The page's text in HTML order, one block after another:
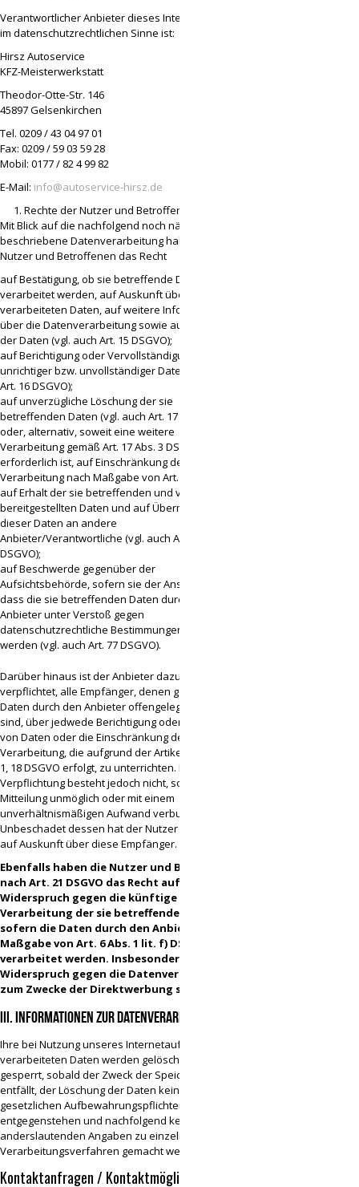
Verantwortlicher Anbieter dieses Internetauftritts
im datenschutzrechtlichen Sinne ist:
Hirsz Autoservice
KFZ-Meisterwerkstatt
Theodor-Otte-Str. 146
45897 Gelsenkirchen
Tel. 0209 / 43 04 97 01
Fax: 0209 / 59 03 59 28
Mobil: 0177 / 82 4 99 82
E-Mail: info@autoservice-hirsz.de
Rechte der Nutzer und Betroffenen
Mit Blick auf die nachfolgend noch näher
beschriebene Datenverarbeitung haben die
Nutzer und Betroffenen das Recht
auf Bestätigung, ob sie betreffende Daten
verarbeitet werden, auf Auskunft über die
verarbeiteten Daten, auf weitere Informationen
über die Datenverarbeitung sowie auf Kopien
der Daten (vgl. auch Art. 15 DSGVO);
auf Berichtigung oder Vervollständigung
unrichtiger bzw. unvollständiger Daten (vgl. auch
Art. 16 DSGVO);
auf unverzügliche Löschung der sie
betreffenden Daten (vgl. auch Art. 17 DSGVO),
oder, alternativ, soweit eine weitere
Verarbeitung gemäß Art. 17 Abs. 3 DSGVO
erforderlich ist, auf Einschränkung der
Verarbeitung nach Maßgabe von Art. 18 DSGVO;
auf Erhalt der sie betreffenden und von ihnen
bereitgestellten Daten und auf Übermittlung
dieser Daten an andere
Anbieter/Verantwortliche (vgl. auch Art. 20
DSGVO);
auf Beschwerde gegenüber der
Aufsichtsbehörde, sofern sie der Ansicht sind,
dass die sie betreffenden Daten durch den
Anbieter unter Verstoß gegen
datenschutzrechtliche Bestimmungen verarbeitet
werden (vgl. auch Art. 77 DSGVO).
Darüber hinaus ist der Anbieter dazu
verpflichtet, alle Empfänger, denen gegenüber
Daten durch den Anbieter offengelegt worden
sind, über jedwede Berichtigung oder Löschung
von Daten oder die Einschränkung der
Verarbeitung, die aufgrund der Artikel 16, 17 Abs.
1, 18 DSGVO erfolgt, zu unterrichten. Diese
Verpflichtung besteht jedoch nicht, soweit diese
Mitteilung unmöglich oder mit einem
unverhältnismäßigen Aufwand verbunden ist.
Unbeschadet dessen hat der Nutzer ein Recht
auf Auskunft über diese Empfänger.
Ebenfalls haben die Nutzer und Betroffenen
nach Art. 21 DSGVO das Recht auf
Widerspruch gegen die künftige
Verarbeitung der sie betreffenden Daten,
sofern die Daten durch den Anbieter nach
Maßgabe von Art. 6 Abs. 1 lit. f) DSGVO
verarbeitet werden. Insbesondere ist ein
Widerspruch gegen die Datenverarbeitung
zum Zwecke der Direktwerbung statthaft.
III. Informationen zur Datenverarbeitung
Ihre bei Nutzung unseres Internetauftritts
verarbeiteten Daten werden gelöscht oder
gesperrt, sobald der Zweck der Speicherung
entfällt, der Löschung der Daten keine
gesetzlichen Aufbewahrungspflichten
entgegenstehen und nachfolgend keine
anderslautenden Angaben zu einzelnen
Verarbeitungsverfahren gemacht werden.
Kontaktanfragen / Kontaktmöglichkeit